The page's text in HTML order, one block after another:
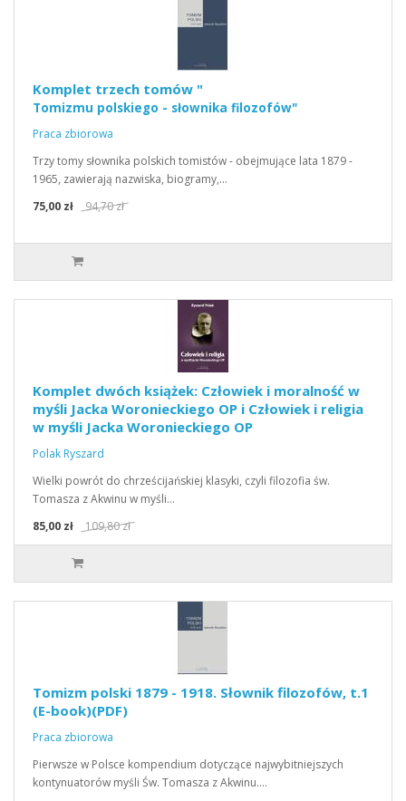
Komplet trzech tomów "
Tomizmu polskiego - słownika filozofów"
Praca zbiorowa
Trzy tomy słownika polskich tomistów - obejmujące lata 1879 -
1965, zawierają nazwiska, biogramy,…
75,00 zł
94,70 zł
Komplet dwóch książek: Człowiek i moralność w
myśli Jacka Woronieckiego OP i Człowiek i religia
w myśli Jacka Woronieckiego OP
Polak Ryszard
Wielki powrót do chrześcijańskiej klasyki, czyli filozofia św.
Tomasza z Akwinu w myśli…
85,00 zł
109,80 zł
Tomizm polski 1879 - 1918. Słownik filozofów, t.1
(E-book)(PDF)
Praca zbiorowa
Pierwsze w Polsce kompendium dotyczące najwybitniejszych
kontynuatorów myśli Św. Tomasza z Akwinu.…